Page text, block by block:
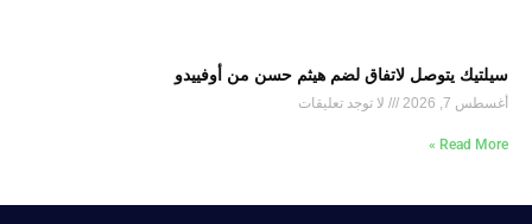
سيلتيك يتوصل لاتفاق لضم هيثم حسن من أوفييدو
أغسطس 7, 2026 لا توجد تعليقات
Read More »